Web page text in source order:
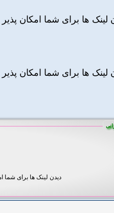
لینک ها برای شما امکان
لینک ها برای شما امکان
دیدن لینک ها برای شما